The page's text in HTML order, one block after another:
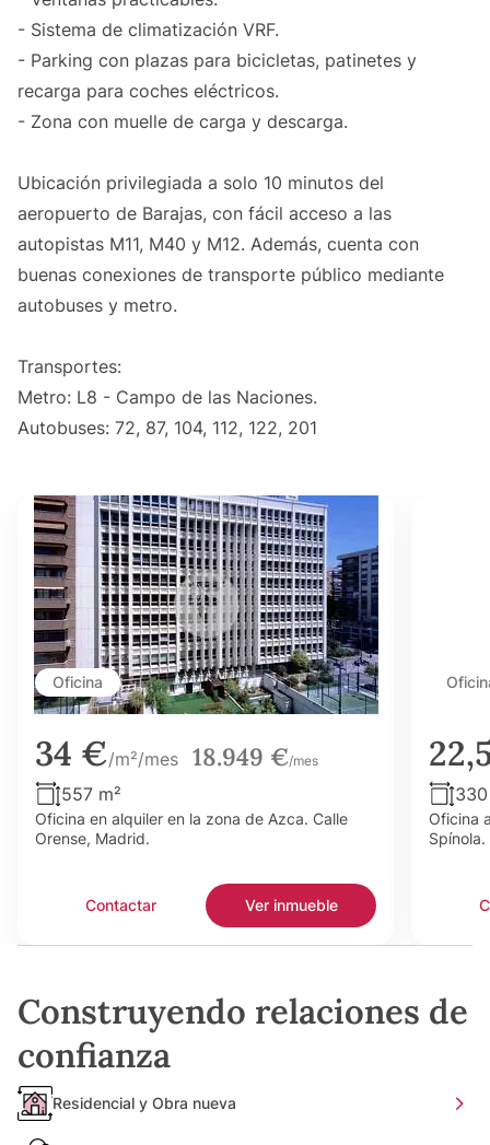
- Sistema de climatización VRF.
- Parking con plazas para bicicletas, patinetes y
recarga para coches eléctricos.
- Zona con muelle de carga y descarga.
Ubicación privilegiada a solo 10 minutos del
aeropuerto de Barajas, con fácil acceso a las
autopistas M11, M40 y M12. Además, cuenta con
buenas conexiones de transporte público mediante
autobuses y metro.
Transportes:
Metro: L8 - Campo de las Naciones.
Autobuses: 72, 87, 104, 112, 122, 201
Oficina
34 €/m²/mes 18.949 €/mes
557 m²
Oficina en alquiler en la zona de Azca. Calle
Orense, Madrid.
Contactar Ver inmueble
Oficina
Spínola.
Construyendo relaciones de
confianza
Residencial y Obra nueva